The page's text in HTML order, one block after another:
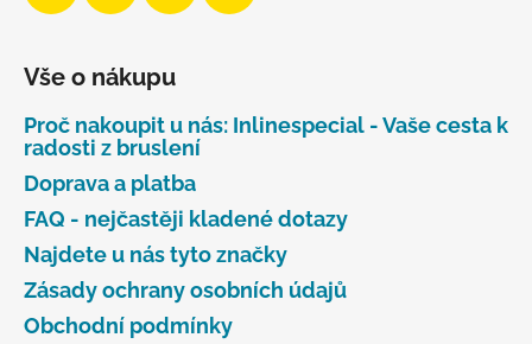
Vše o nákupu
Proč nakoupit u nás: Inlinespecial - Vaše cesta k
radosti z bruslení
Doprava a platba
FAQ - nejčastěji kladené dotazy
Najdete u nás tyto značky
Zásady ochrany osobních údajů
Obchodní podmínky